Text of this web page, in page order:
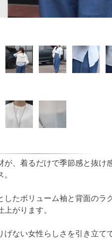
が、着るだけで季節感と抜け
したボリューム袖と背面のラ
がります。
げない女性らしさを引き立て